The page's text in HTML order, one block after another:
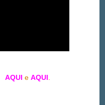
AQUI e AQUI.